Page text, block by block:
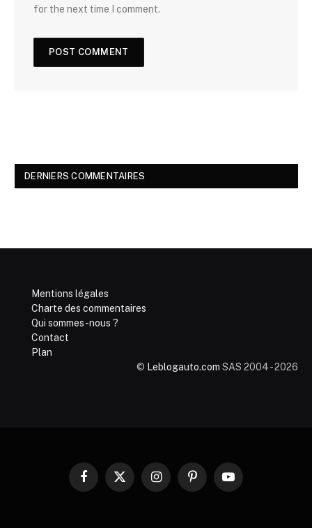
for the next time I comment.
DERNIERS COMMENTAIRES
Mentions légales
Charte des commentaires
Qui sommes-nous ?
Contact
Plan
© Leblogauto.com SAS 2004 - 2026
Facebook
X
InstagramPinterestYouTube